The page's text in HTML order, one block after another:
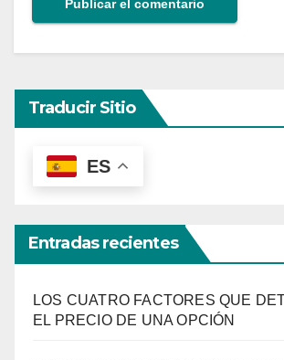
Traducir Sitio
ES
Entradas recientes
LOS CUATRO FACTORES QUE
EL PRECIO DE UNA OPCIÓN